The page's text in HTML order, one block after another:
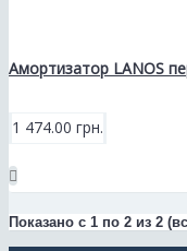
Амортизатор LANOS
1 474.00 грн.
Показано с 1 по 2 из 2